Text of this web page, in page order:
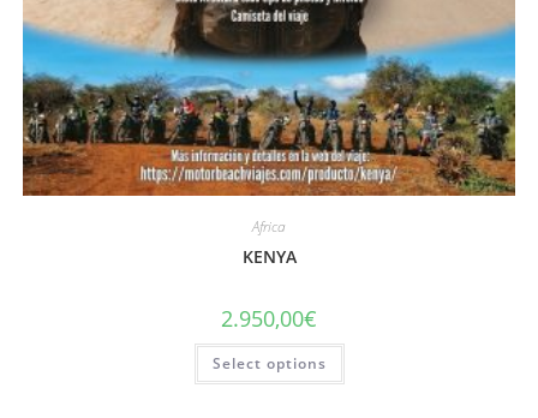
Africa
KENYA
2.950,00€
Select options